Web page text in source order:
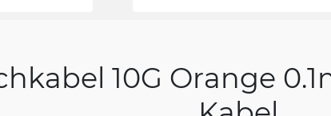
10G Orange